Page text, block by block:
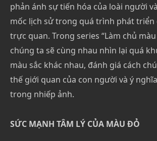
phản ánh sự tiến hóa của loài người
mốc lịch sử trong quá trình phát triển
trực quan. Trong series “Làm chủ màu
chúng ta sẽ cùng nhau nhìn lại quá
màu sắc khác nhau, đánh giá cách
thế giới quan của con người và ý
trong nhiếp ảnh.
SỨC MẠNH TÂM LÝ CỦA MÀU ĐỎ